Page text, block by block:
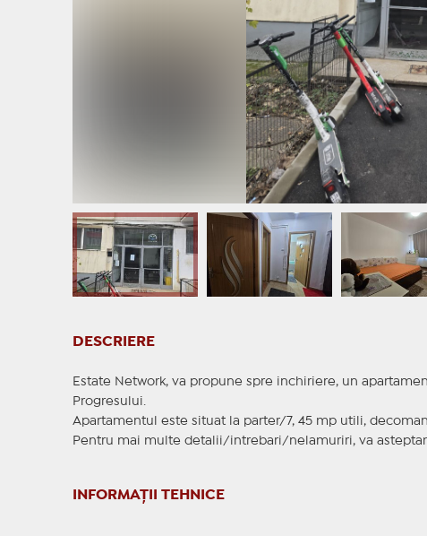
DESCRIERE
Estate Network, va propune spre inchiriere, un
Progresului.
Apartamentul este situat la parter/7, 45 mp utili,
Pentru mai multe detalii/intrebari/nelamuriri, va
INFORMAȚII TEHNICE